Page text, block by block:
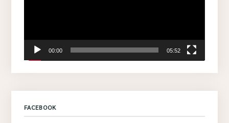
00:00 05:52
FACEBOOK